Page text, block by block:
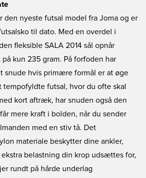
den nyeste futsal model fra Joma og er
til dato. Med en overdel i
fleksible SALA 2014 sål opnår
kun 235 gram. På forfoden har
snude hvis primære formål er at øge
tempofyldte futsal, hvor du ofte skal
kort aftræk, har snuden også den
mere kraft i bolden, når du sender
med en stiv tå. Det
materiale beskytter dine ankler,
belastning din krop udsættes for,
rundt på hårde underlag